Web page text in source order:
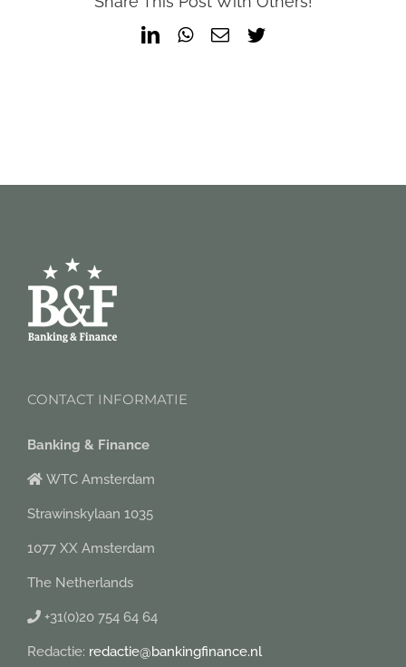
LinkedInWhatsApp
EmailTwitter
CONTACT INFORMATIE
Banking & Finance
WTC Amsterdam
Strawinskylaan 1035
1077 XX Amsterdam
The Netherlands
+31(0)20 754 64 64
Redactie: redactie@bankingfinance.nl